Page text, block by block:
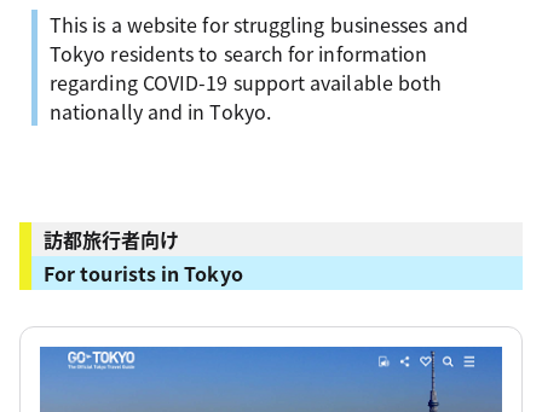
This is a website for struggling businesses and
Tokyo residents to search for information
regarding COVID-19 support available both
nationally and in Tokyo.
訪都旅行者向け
For tourists in Tokyo